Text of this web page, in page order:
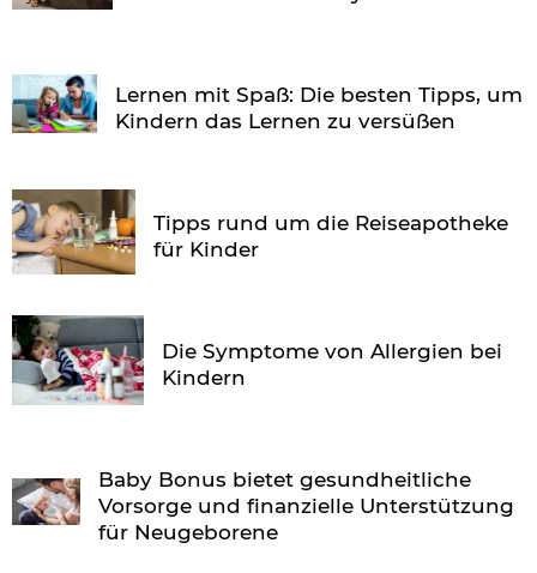
Lernen mit Spaß: Die besten Tipps, um
Kindern das Lernen zu versüßen
Tipps rund um die Reiseapotheke
für Kinder
Die Symptome von Allergien bei
Kindern
Baby Bonus bietet gesundheitliche
Vorsorge und finanzielle Unterstützung
für Neugeborene